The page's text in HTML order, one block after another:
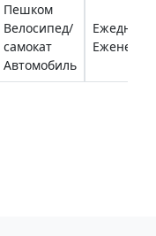
Пешком
Велосипед/
самокат
Автомобиль